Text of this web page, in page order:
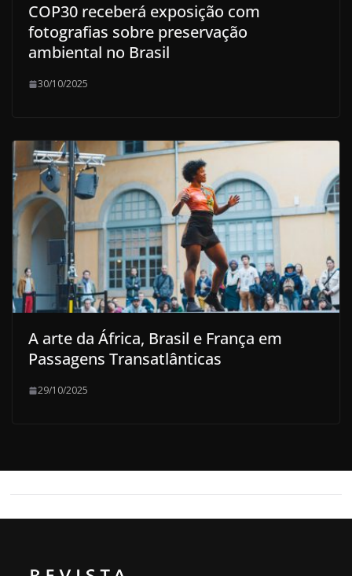
COP30 receberá exposição com
fotografias sobre preservação
ambiental no Brasil
30/10/2025
A arte da África, Brasil e França em
Passagens Transatlânticas
29/10/2025